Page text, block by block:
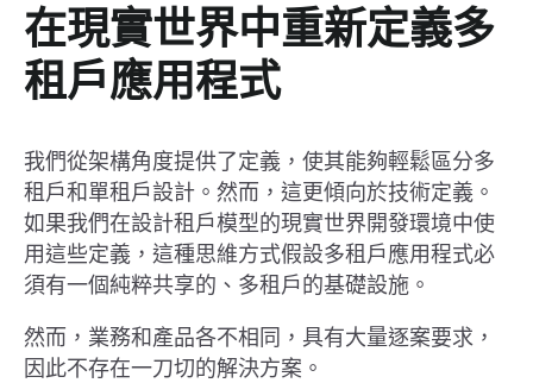
在現實世界中重新定義多
租戶應用程式
我們從架構角度提供了定義，使其能夠輕鬆區分多
租戶和單租戶設計。然而，這更傾向於技術定義。
如果我們在設計租戶模型的現實世界開發環境中使
用這些定義，這種思維方式假設多租戶應用程式必
須有一個純粹共享的、多租戶的基礎設施。
然而，業務和產品各不相同，具有大量逐案要求，
因此不存在一刀切的解決方案。